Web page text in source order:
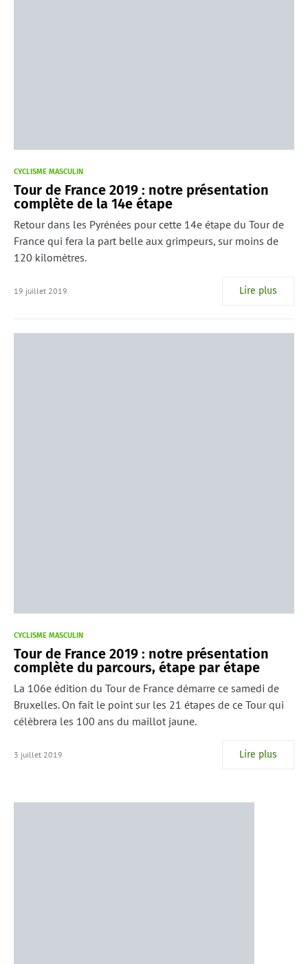
CYCLISME MASCULIN
Tour de France 2019 : notre présentation
complète de la 14e étape
Retour dans les Pyrénées pour cette 14e étape du Tour de
France qui fera la part belle aux grimpeurs, sur moins de
120 kilomètres.
19 juillet 2019 Lire plus
CYCLISME MASCULIN
Tour de France 2019 : notre présentation
complète du parcours, étape par étape
La 106e édition du Tour de France démarre ce samedi de
Bruxelles. On fait le point sur les 21 étapes de ce Tour qui
célèbrera les 100 ans du maillot jaune.
3 juillet 2019 Lire plus